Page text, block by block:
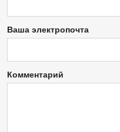
Ваша электропочта
Комментарий